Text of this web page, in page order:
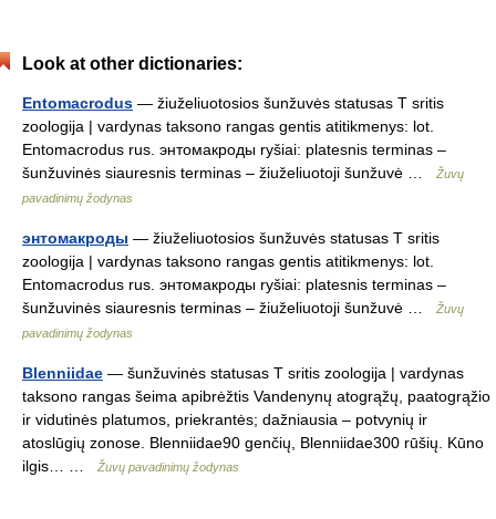
Look at other dictionaries:
Entomacrodus — žiuželiuotosios šunžuvės statusas T sritis
zoologija | vardynas taksono rangas gentis atitikmenys: lot.
Entomacrodus rus. энтомакроды ryšiai: platesnis terminas –
šunžuvinės siauresnis terminas – žiuželiuotoji šunžuvė …
Žuvų
pavadinimų žodynas
энтомакроды — žiuželiuotosios šunžuvės statusas T sritis
zoologija | vardynas taksono rangas gentis atitikmenys: lot.
Entomacrodus rus. энтомакроды ryšiai: platesnis terminas –
šunžuvinės siauresnis terminas – žiuželiuotoji šunžuvė …
Žuvų
pavadinimų žodynas
Blenniidae — šunžuvinės statusas T sritis zoologija | vardynas
taksono rangas šeima apibrėžtis Vandenynų atogrąžų, paatogrąžio
ir vidutinės platumos, priekrantės; dažniausia – potvynių ir
atoslūgių zonose. Blenniidae90 genčių, Blenniidae300 rūšių. Kūno
ilgis… …
Žuvų pavadinimų žodynas